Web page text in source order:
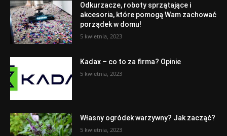
Odkurzacze, roboty sprzątające i
akcesoria, które pomogą Wam zachować
porządek w domu!
5 kwietnia, 2023
Kadax – co to za firma? Opinie
5 kwietnia, 2023
Własny ogródek warzywny? Jak zacząć?
5 kwietnia, 2023